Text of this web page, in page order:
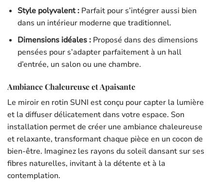
Style polyvalent :Parfait pour s’intégrer aussi bien
dans un intérieur moderne que traditionnel.
Dimensions idéales :Proposé dans des dimensions
pensées pour s’adapter parfaitement à un hall
d’entrée, un salon ou une chambre.
Ambiance Chaleureuse et Apaisante
Le miroir en rotin SUNI est conçu pour capter la lumière
et la diffuser délicatement dans votre espace. Son
installation permet de créer une ambiance chaleureuse
et relaxante, transformant chaque pièce en un cocon de
bien-être. Imaginez les rayons du soleil dansant sur ses
fibres naturelles, invitant à la détente et à la
contemplation.